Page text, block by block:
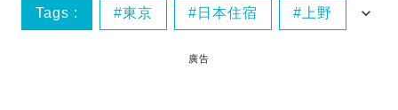
Tags : 東京 日本住宿 上野
廣告